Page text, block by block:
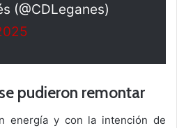
(@CDLeganes)
pudieron remontar
energía y con la intención de